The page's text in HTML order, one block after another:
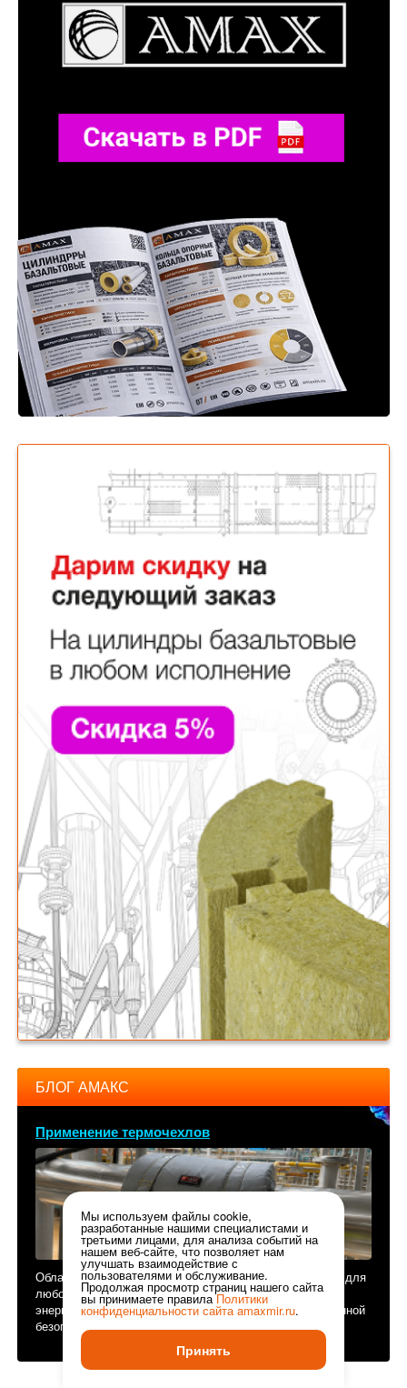
БЛОГ АМАКС
Применение термочехлов
Области применения термочехлов: надежная изоляция для
любого оборудования В условиях роста цен на
энергоресурсы и ужесточения требований к промышленной
безопасности особую роль играют решения,...
Мы используем файлы cookie,
разработанные нашими специалистами и
третьими лицами, для анализа событий на
нашем веб-сайте, что позволяет нам
улучшать взаимодействие с
пользователями и обслуживание.
Продолжая просмотр страниц нашего сайта
вы принимаете правилаПолитики
конфиденциальности сайта amaxmir.ru.
Принять